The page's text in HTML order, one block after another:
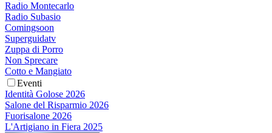
Radio Montecarlo
Radio Subasio
Comingsoon
Superguidatv
Zuppa di Porro
Non Sprecare
Cotto e Mangiato
Eventi
Identità Golose 2026
Salone del Risparmio 2026
Fuorisalone 2026
L'Artigiano in Fiera 2025